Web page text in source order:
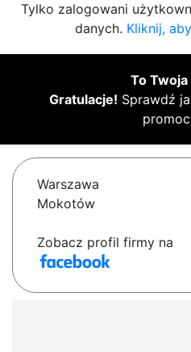
Tylko zalogowani
danych. Kliknij,
To
Gratulacje! Sprawdź
Warszawa
Mokotów
Zobacz profil firmy na